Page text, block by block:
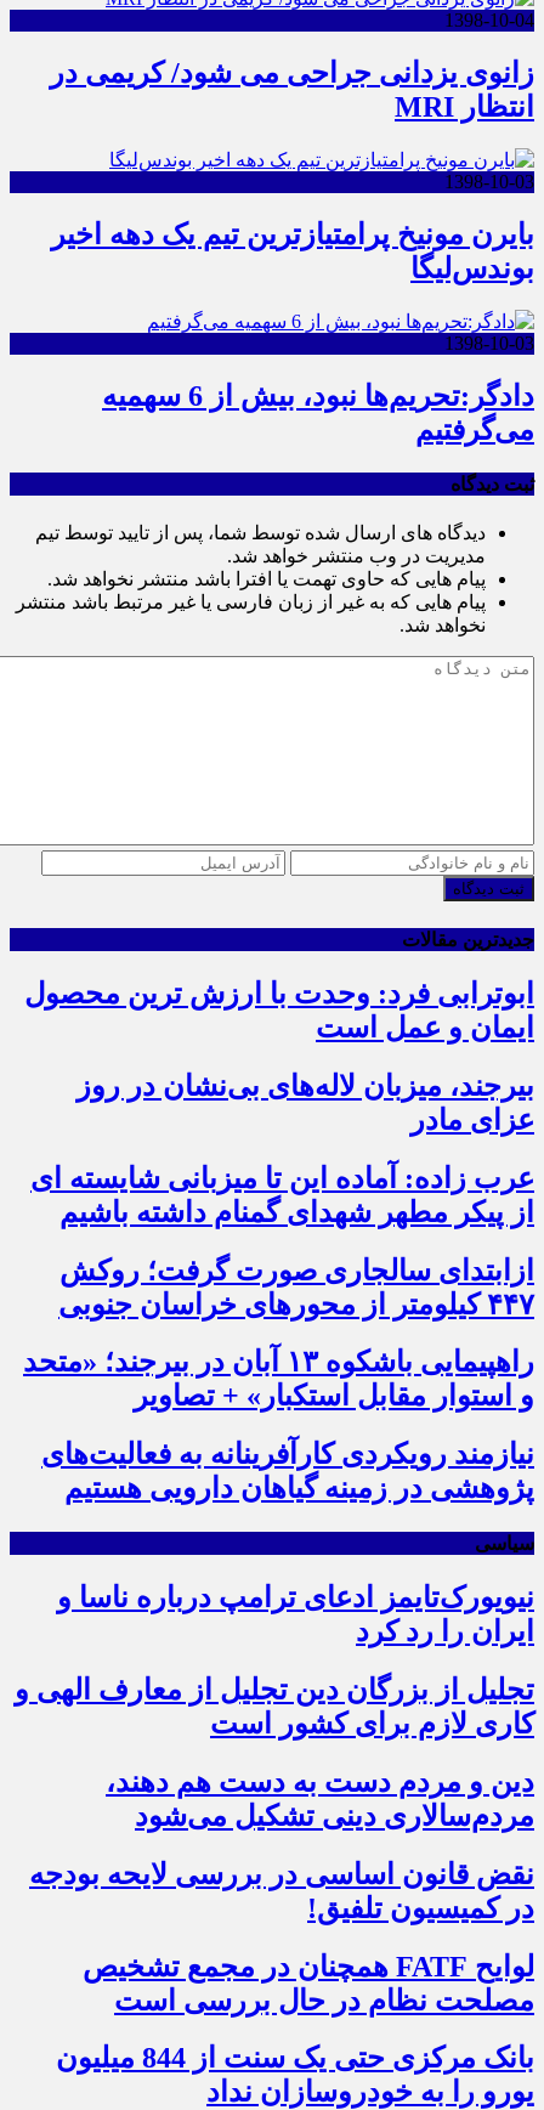
1398-10-04
زانوی یزدانی جراحی می شود/ کریمی در
انتظار MRI
1398-10-03
بایرن مونیخ پرامتیازترین تیم یک دهه اخیر
بوندس‌لیگا
1398-10-03
دادگر:تحریم‌ها نبود، بیش از 6 سهمیه
می‌گرفتیم
ثبت دیدگاه
دیدگاه های ارسال شده توسط شما، پس از تایید توسط تیم
مدیریت در وب منتشر خواهد شد.
پیام هایی که حاوی تهمت یا افترا باشد منتشر نخواهد شد.
پیام هایی که به غیر از زبان فارسی یا غیر مرتبط باشد منتشر
نخواهد شد.
ثبت دیدگاه
جدیدترین مقالات
ابوترابی فرد: وحدت با ارزش ترین محصول
ایمان و عمل است
بیرجند، میزبان لاله‌های بی‌نشان در روز
عزای مادر
عرب زاده: آماده این تا میزبانی شایسته ای
از پیکر مطهر شهدای گمنام داشته باشیم
ازابتدای سالجاری صورت گرفت؛ روکش
۴۴۷ کیلومتر از محورهای خراسان جنوبی
راهپیمایی باشکوه ۱۳ آبان در بیرجند؛ «متحد
و استوار مقابل استکبار» + تصاویر
نیازمند رویکردی کارآفرینانه به فعالیت‌های
پژوهشی در زمینه گیاهان دارویی هستیم
سیاسی
نیویورک‌تایمز ادعای ترامپ درباره ناسا و
ایران را رد کرد
تجلیل از بزرگان دین تجلیل از معارف الهی و
کاری لازم برای کشور است
دین و مردم دست به‌ دست هم دهند،
مردم‌سالاری دینی تشکیل می‌شود
نقض قانون اساسی در بررسی لایحه بودجه
در کمیسیون تلفیق!
لوایح FATF همچنان در مجمع تشخیص
مصلحت نظام در حال بررسی است
بانک مرکزی حتی یک سنت از 844 میلیون
یورو را به خودروسازان نداد